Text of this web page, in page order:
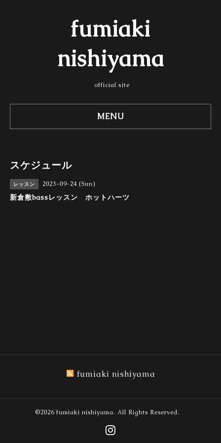
fumiaki
nishiyama
official site
MENU
スケジュール
レッスン 2023-09-24 (Sun)
新倉敷bassレッスン ホットハーツ
fumiaki nishiyama
©2026 fumiaki nishiyama. All Rights Reserved.